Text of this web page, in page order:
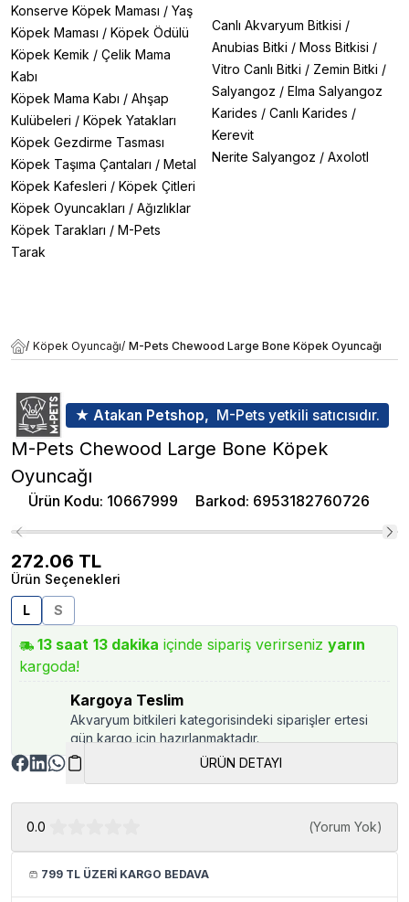
Konserve Köpek Maması / Yaş
Köpek Maması / Köpek Ödülü
Köpek Kemik / Çelik Mama
Kabı
Köpek Mama Kabı / Ahşap
Kulübeleri / Köpek Yatakları
Köpek Gezdirme Tasması
Köpek Taşıma Çantaları / Metal
Köpek Kafesleri / Köpek Çitleri
Köpek Oyuncakları / Ağızlıklar
Köpek Tarakları / M-Pets
Tarak
Canlı Akvaryum Bitkisi /
Anubias Bitki / Moss Bitkisi /
Vitro Canlı Bitki / Zemin Bitki /
Salyangoz / Elma Salyangoz
Karides / Canlı Karides /
Kerevit
Nerite Salyangoz / Axolotl
/ Köpek Oyuncağı/ M-Pets Chewood Large Bone Köpek Oyuncağı
★ Atakan Petshop, M-Pets yetkili satıcısıdır.
M-Pets Chewood Large Bone Köpek
Oyuncağı
Ürün Kodu: 10667999 Barkod: 6953182760726
272.06 TL
Ürün Seçenekleri
L
S
13 saat 13 dakika içinde sipariş verirseniz yarın
kargoda!
Kargoya Teslim
Akvaryum bitkileri kategorisindeki siparişler ertesi
gün kargo için hazırlanmaktadır.
ÜRÜN DETAYI
0.0 (Yorum Yok)
799 TL ÜZERİ KARGO BEDAVA